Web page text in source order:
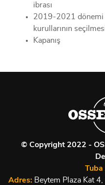
ibrası
2019-2021 dönemi
kurullarının
Kapanış
© Copyright 2022 -
Tuba
Adres: Beytem Plaza Kat